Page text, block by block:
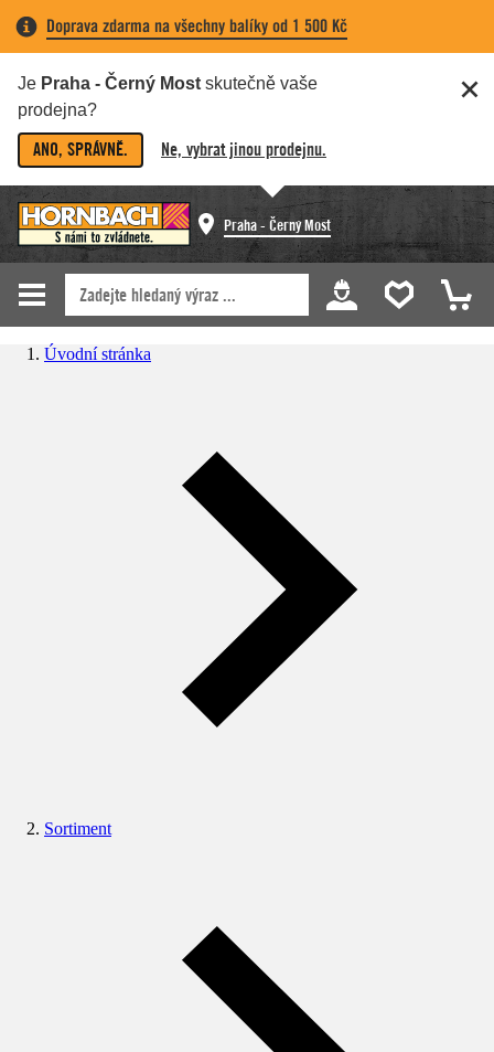
Doprava zdarma na všechny balíky od 1 500 Kč
Je Praha - Černý Most skutečně vaše
prodejna?
ANO, SPRÁVNĚ. Ne, vybrat jinou prodejnu.
Praha - Černý Most
Úvodní stránka
Sortiment